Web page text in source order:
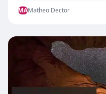
MAMatheo Dector